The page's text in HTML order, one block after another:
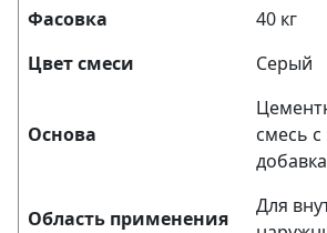
Фасовка
40 кг
Цвет смеси
Серый
Основа
смесь
Область применения
Для